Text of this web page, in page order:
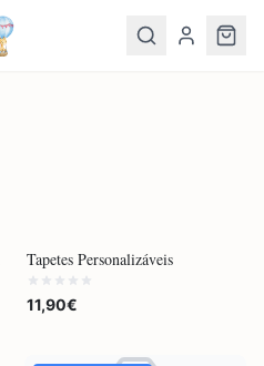
Tapetes Personalizáveis
11,90€